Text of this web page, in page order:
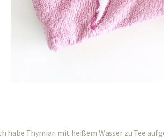
habe Thymian mit heißem Wasser zu Tee